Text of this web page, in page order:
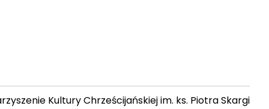
Kultury Chrześcijańskiej im. ks. Piotra Skargi